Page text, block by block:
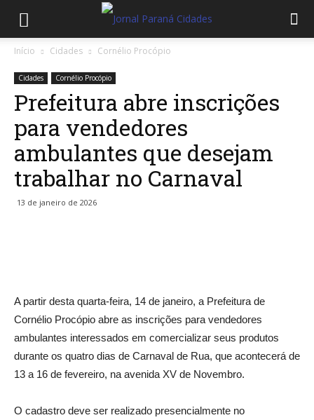
Início Cidades Cornélio Procópio
Cidades Cornélio Procópio
Prefeitura abre inscrições
para vendedores
ambulantes que desejam
trabalhar no Carnaval
13 de janeiro de 2026
A partir desta quarta-feira, 14 de janeiro, a Prefeitura de
Cornélio Procópio abre as inscrições para vendedores
ambulantes interessados em comercializar seus produtos
durante os quatro dias de Carnaval de Rua, que acontecerá de
13 a 16 de fevereiro, na avenida XV de Novembro.
O cadastro deve ser realizado presencialmente no